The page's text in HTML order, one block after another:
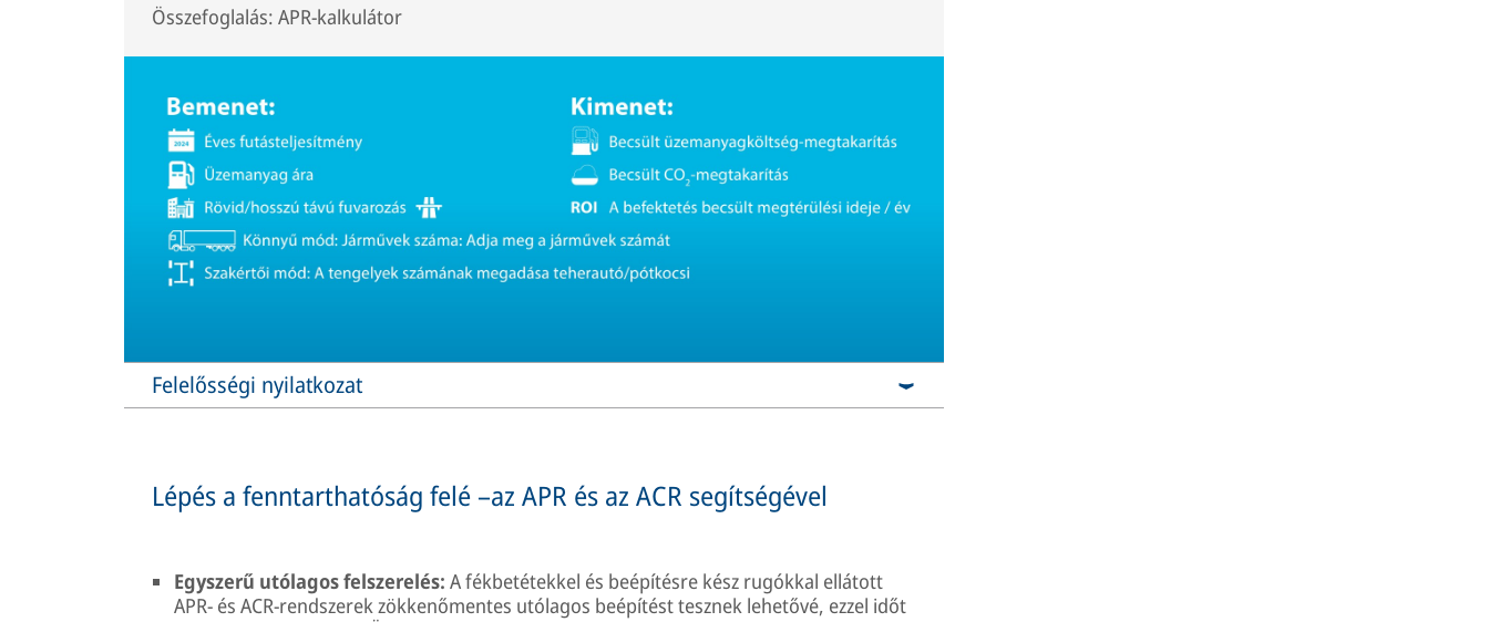
Összefoglalás: APR-kalkulátor
Felelősségi nyilatkozat
Lépés a fenntarthatóság felé –az APR és az ACR segítségével
Egyszerű utólagos felszerelés: A fékbetétekkel és beépítésre kész rugókkal ellátott
APR- és ACR-rendszerek zökkenőmentes utólagos beépítést tesznek lehetővé, ezzel időt